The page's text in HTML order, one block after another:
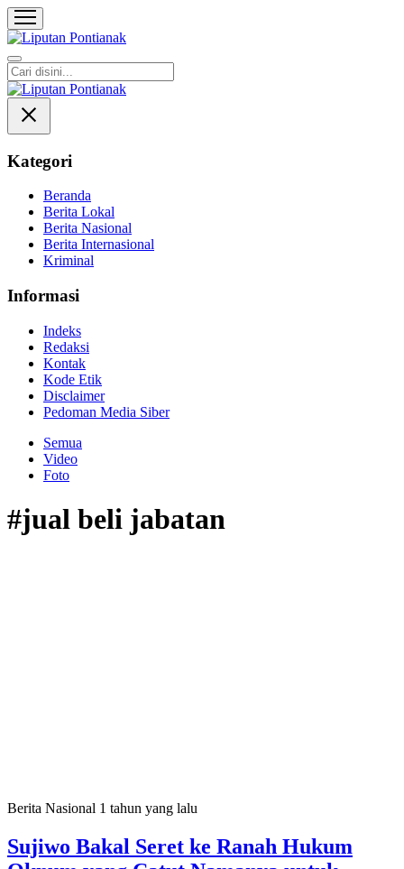
Liputan Pontianak
Berita Terkini dan TerUpdate
Kategori
Beranda
Berita Lokal
Berita Nasional
Berita Internasional
Kriminal
Informasi
Indeks
Redaksi
Kontak
Kode Etik
Disclaimer
Pedoman Media Siber
Semua
Video
Foto
#jual beli jabatan
Berita Nasional 1 tahun yang lalu
Sujiwo Bakal Seret ke Ranah Hukum